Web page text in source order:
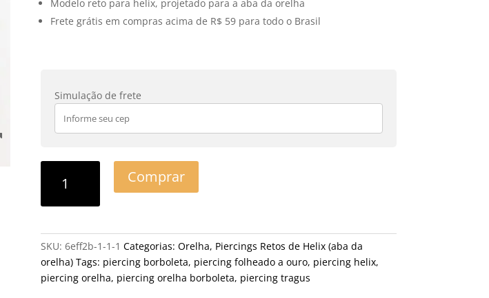
Modelo reto para helix, projetado para a aba da orelha
Frete grátis em compras acima de R$ 59 para todo o Brasil
Simulação de frete
Comprar
SKU: 6eff2b-1-1-1 Categorias: Orelha, Piercings Retos de Helix (aba da
orelha) Tags: piercing borboleta, piercing folheado a ouro, piercing helix,
piercing orelha, piercing orelha borboleta, piercing tragus